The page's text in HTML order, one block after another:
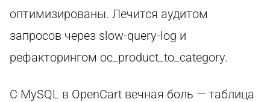
оптимизированы. Лечится аудитом
запросов через slow-query-log и
рефакторингом oc_product_to_category.
С MySQL в OpenCart вечная боль — таблица